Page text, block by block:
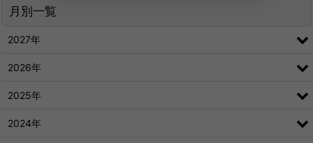
月別一覧
2027年
2026年
2025年
2024年